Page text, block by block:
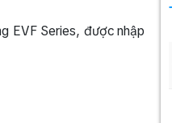
EVF Series, được nhập